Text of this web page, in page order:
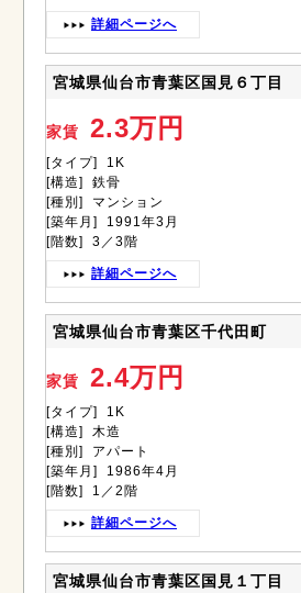
詳細ページへ
宮城県仙台市青葉区国見６丁目
家賃 2.3万円
[タイプ] 1K
[構造] 鉄骨
[種別] マンション
[築年月] 1991年3月
[階数] 3／3階
詳細ページへ
宮城県仙台市青葉区千代田町
家賃 2.4万円
[タイプ] 1K
[構造] 木造
[種別] アパート
[築年月] 1986年4月
[階数] 1／2階
詳細ページへ
宮城県仙台市青葉区国見１丁目